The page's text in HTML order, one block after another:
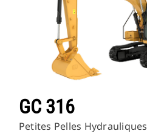
GC 316
Petites Pelles Hydrauliques